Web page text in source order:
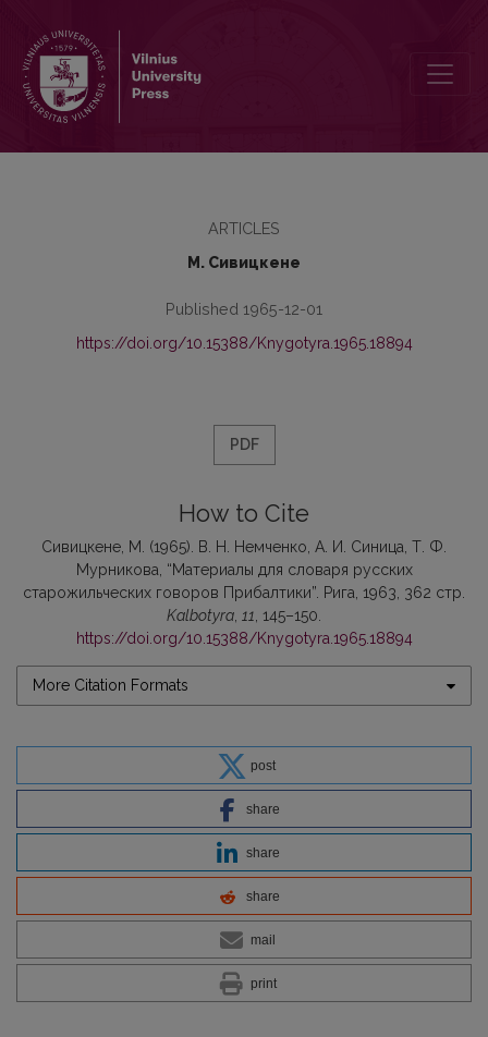
ARTICLES
М. Сивицкене
Published 1965-12-01
https://doi.org/10.15388/Knygotyra.1965.18894
PDF
How to Cite
Сивицкене, М. (1965). В. Н. Немченко, А. И. Синица, Т. Ф.
Мурникова, “Материалы для словаря русских
старожильческих говоров Прибалтики”. Рига, 1963, 362 стр.
Kalbotyra 11 , 145–150.
https://doi.org/10.15388/Knygotyra.1965.18894
More Citation Formats
post
share
share
share
mail
print